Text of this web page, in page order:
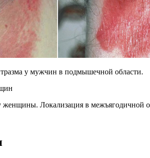
у мужчин в подмышечной области.
женщины. Локализация в межъягодичной